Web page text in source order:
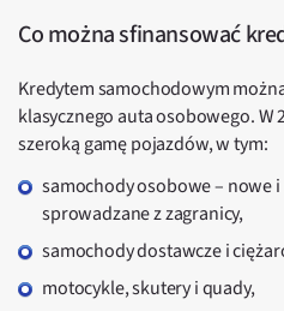
Co można sfinansować
Kredytem samochodowym
klasycznego auta osobowego.
szeroką gamę pojazdów, w tym:
samochody osobowe – nowe
sprowadzane z zagranicy,
samochody dostawcze i
motocykle, skutery i quady,